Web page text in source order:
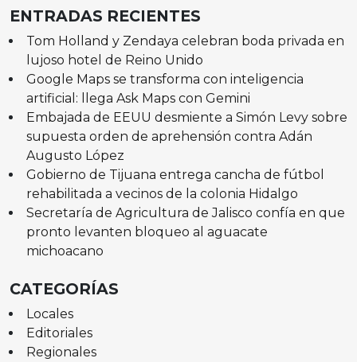
ENTRADAS RECIENTES
Tom Holland y Zendaya celebran boda privada en
lujoso hotel de Reino Unido
Google Maps se transforma con inteligencia
artificial: llega Ask Maps con Gemini
Embajada de EEUU desmiente a Simón Levy sobre
supuesta orden de aprehensión contra Adán
Augusto López
Gobierno de Tijuana entrega cancha de fútbol
rehabilitada a vecinos de la colonia Hidalgo
Secretaría de Agricultura de Jalisco confía en que
pronto levanten bloqueo al aguacate
michoacano
CATEGORÍAS
Locales
Editoriales
Regionales